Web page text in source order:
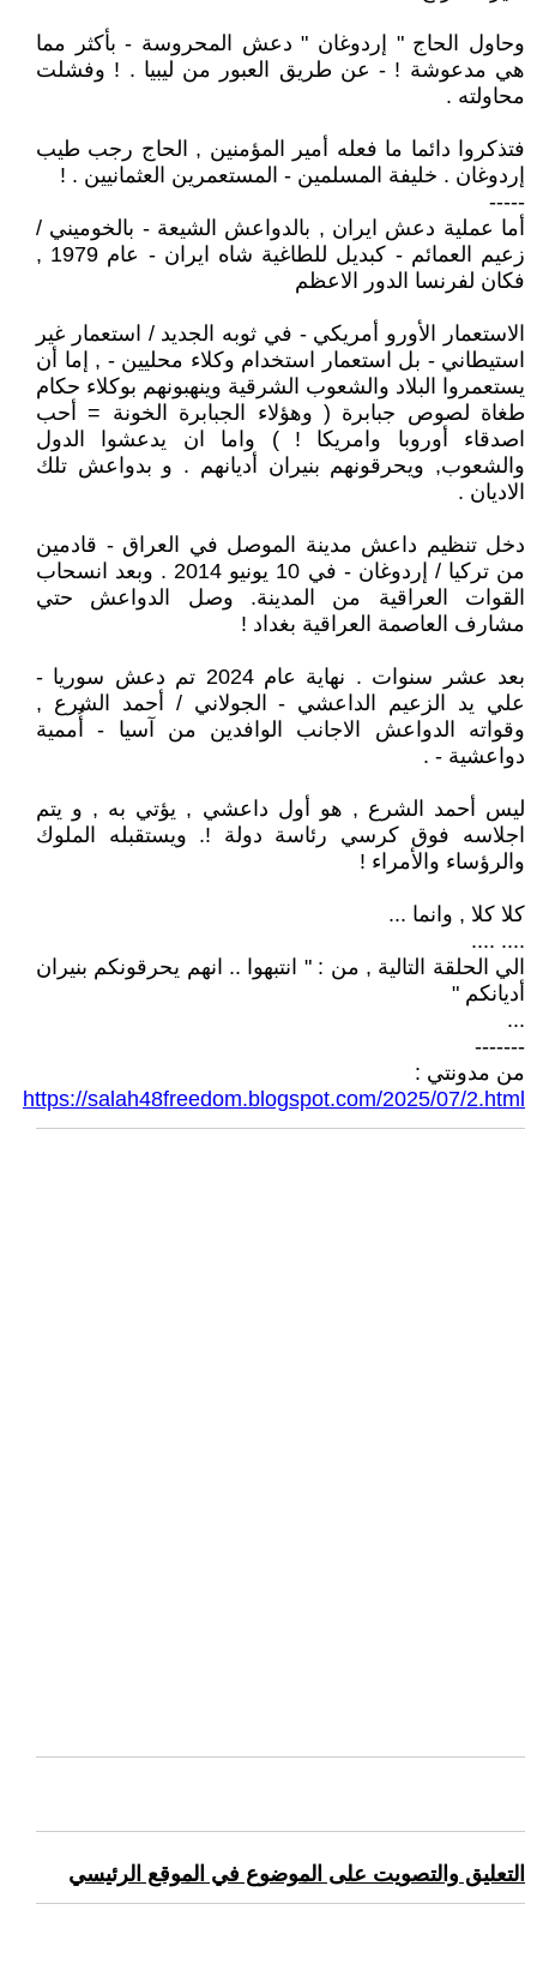
وحاول الحاج " إردوغان " دعش المحروسة - بأكثر مما
هي مدعوشة ! - عن طريق العبور من ليبيا . ! وفشلت
محاولته .
فتذكروا دائما ما فعله أمير المؤمنين , الحاج رجب طيب
إردوغان . خليفة المسلمين - المستعمرين العثمانيين . !
-----
أما عملية دعش ايران , بالدواعش الشيعة - بالخوميني /
زعيم العمائم - كبديل للطاغية شاه ايران - عام 1979 ,
فكان لفرنسا الدور الاعظم
الاستعمار الأورو أمريكي - في ثوبه الجديد / استعمار غير
استيطاني - بل استعمار استخدام وكلاء محليين - , إما أن
يستعمروا البلاد والشعوب الشرقية وينهبونهم بوكلاء حكام
طغاة لصوص جبابرة ( وهؤلاء الجبابرة الخونة = أحب
اصدقاء أوروبا وامريكا ! ) واما ان يدعشوا الدول
والشعوب, ويحرقونهم بنيران أديانهم . و بدواعش تلك
الاديان .
دخل تنظيم داعش مدينة الموصل في العراق - قادمين
من تركيا / إردوغان - في 10 يونيو 2014 . وبعد انسحاب
القوات العراقية من المدينة. وصل الدواعش حتي
مشارف العاصمة العراقية بغداد !
بعد عشر سنوات . نهاية عام 2024 تم دعش سوريا -
علي يد الزعيم الداعشي - الجولاني / أحمد الشرع ,
وقواته الدواعش الاجانب الوافدين من آسيا - أُممية
دواعشية - .
ليس أحمد الشرع , هو أول داعشي , يؤتي به , و يتم
اجلاسه فوق كرسي رئاسة دولة !. ويستقبله الملوك
والرؤساء والأمراء !
كلا كلا , وانما ...
.... ....
الي الحلقة التالية , من : " انتبهوا .. انهم يحرقونكم بنيران
أديانكم "
...
-------
من مدونتي :
https://salah48freedom.blogspot.com/2025/07/2.html
التعليق والتصويت على الموضوع في الموقع الرئيسي